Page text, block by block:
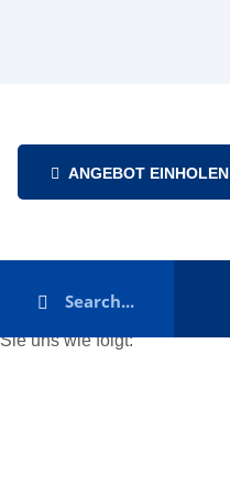
ANGEBOT EINHOLEN
uns wie folgt: